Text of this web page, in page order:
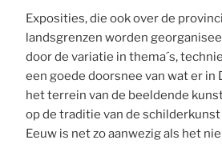
Exposities, die ook over de
lands­grenzen worden
door de variatie in thema´s,
een goede doorsnee van wat er
het terrein van de beeldende
op de traditie van de
Eeuw is net zo aanwezig als het